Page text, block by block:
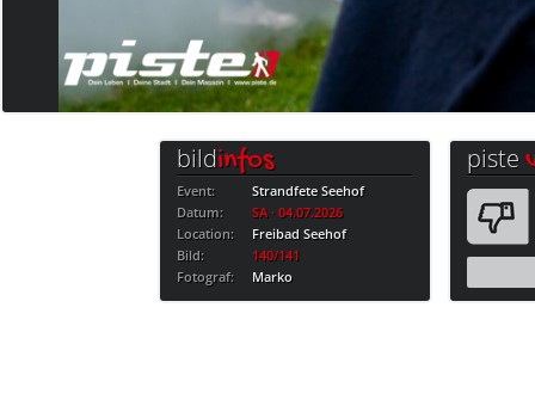
bildinfos
Event:
Strandfete Seehof
Datum:
SA · 04.07.2026
Location:
Freibad Seehof
Bild:
140/141
Fotograf:
Marko
piste